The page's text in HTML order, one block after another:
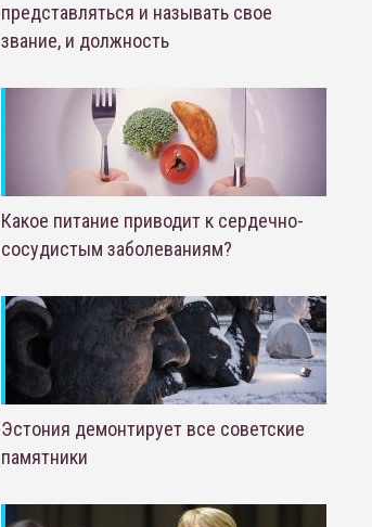
представляться и называть свое
звание, и должность
Какое питание приводит к сердечно-
сосудистым заболеваниям?
Эстония демонтирует все советские
памятники